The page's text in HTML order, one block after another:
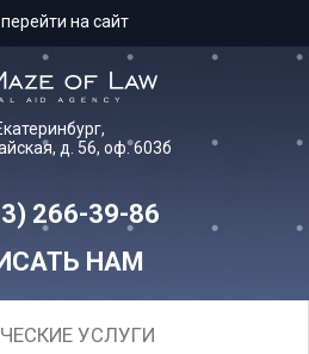
перейти на сайт
д. 56, оф. 603б
266-39-86
НАМ
УСЛУГИ